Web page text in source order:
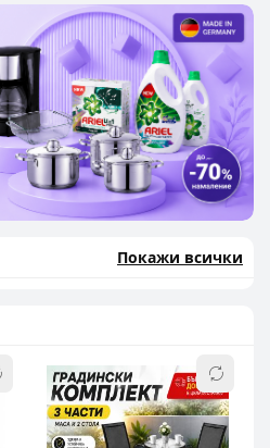
Покажи всички